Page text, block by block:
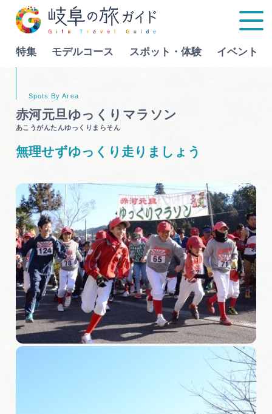
特集 モデルコース スポット・体験 イベント
スポット・体験
イベント
グルメ
旅の予約
アクセス
Language
行きたいリストを見る
赤河元旦ゆっくりマラソン
あこうがんたんゆっくりまらそん
無理せずゆっくり走りましょう